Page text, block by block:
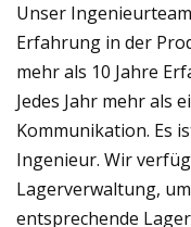
Unser
Erfahrung in der
mehr als 10 Jahre
Jedes Jahr mehr als
Kommunikation. Es
Ingenieur. Wir
Lagerverwaltung,
entsprechende